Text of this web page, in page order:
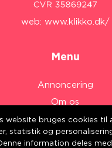
web: www.klikko.dk/
Menu
Annoncering
Om os
Cookies
Kontakt os
website bruges cookies til
statistik og
information deles